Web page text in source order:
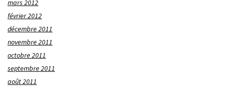
mars 2012
février 2012
décembre 2011
novembre 2011
octobre 2011
septembre 2011
août 2011